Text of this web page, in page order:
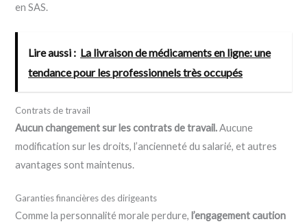
en SAS.
Lire aussi : La livraison de médicaments en ligne: une
tendance pour les professionnels très occupés
Contrats de travail
Aucun changement sur les contrats de travail.Aucune
modification sur les droits, l’ancienneté du salarié, et autres
avantages sont maintenus.
Garanties financières des dirigeants
Comme la personnalité morale perdure, l’engagement caution